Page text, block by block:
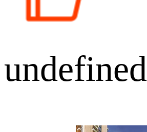
undefined